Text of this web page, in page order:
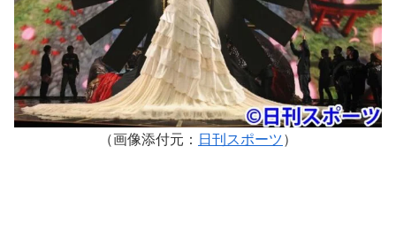
（画像添付元： 日刊スポーツ）